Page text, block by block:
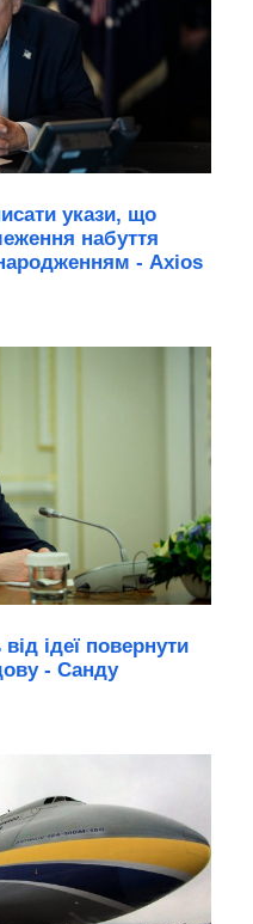
укази, що
набуття
- Axios
ідеї повернути
- Санду